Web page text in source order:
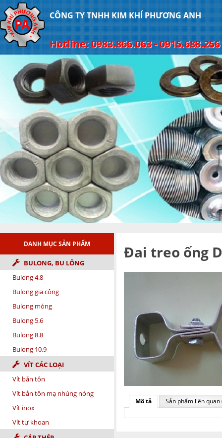
CÔNG TY TNHH KIM KHÍ PHƯƠNG ANH
Hotline: 0983.866.063 - 0915.688.256
DANH MỤC SẢN PHẨM
BULONG, BU LÔNG
Bulong 4.8
Bulong gia công
Bulong móng
Bulong 5.6
Bulong 8.8
Bulong 10.9
VÍT CÁC LOẠI
Vít bắn tôn
Vít bắn tôn mạ nhúng nóng
Vít inox
Vít tự khoan
Đai treo ống
Mô tả Sản phẩm liên quan